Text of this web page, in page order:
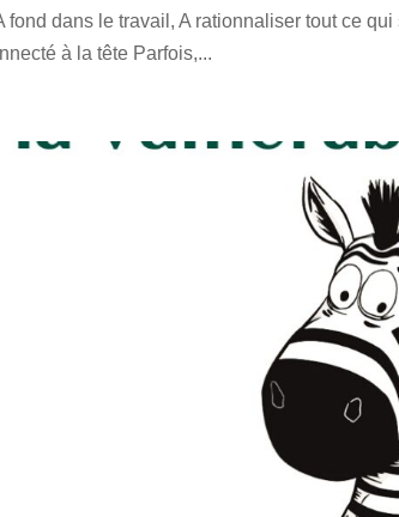
fond dans le travail, A rationnaliser tout ce
à la tête Parfois,...